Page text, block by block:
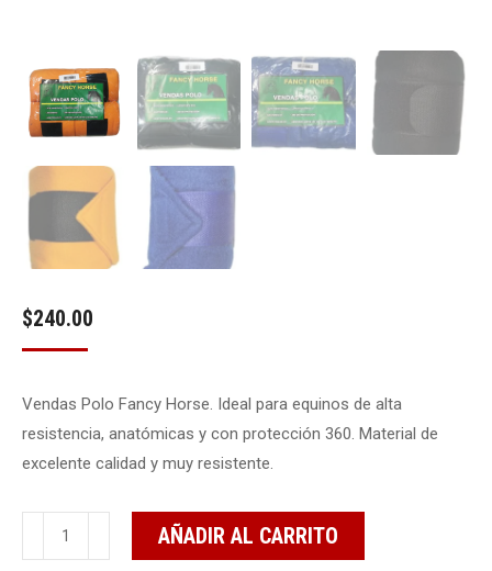
$240.00
Vendas Polo Fancy Horse. Ideal para equinos de alta
resistencia, anatómicas y con protección 360. Material de
excelente calidad y muy resistente.
Vendas
de
AÑADIR AL CARRITO